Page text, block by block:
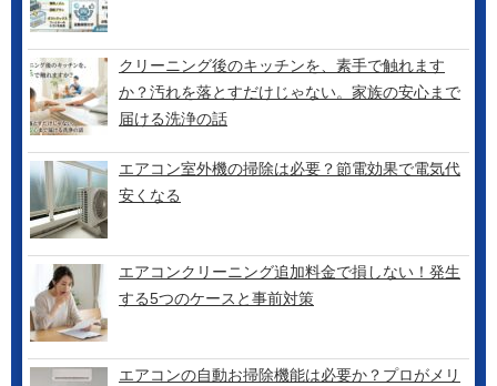
クリーニング後のキッチンを、素手で触れます
か？汚れを落とすだけじゃない。家族の安心まで
届ける洗浄の話
エアコン室外機の掃除は必要？節電効果で電気代
安くなる
エアコンクリーニング追加料金で損しない！発生
する5つのケースと事前対策
エアコンの自動お掃除機能は必要か？プロがメリ